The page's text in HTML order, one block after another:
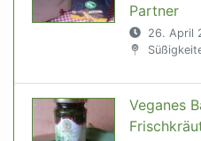
Partner
26. April
Veganes